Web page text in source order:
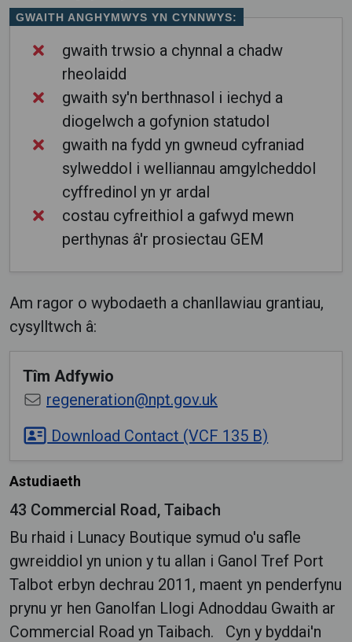
GWAITH ANGHYMWYS YN CYNNWYS:
gwaith trwsio a chynnal a chadw
rheolaidd
gwaith sy'n berthnasol i iechyd a
diogelwch a gofynion statudol
gwaith na fydd yn gwneud cyfraniad
sylweddol i welliannau amgylcheddol
cyffredinol yn yr ardal
costau cyfreithiol a gafwyd mewn
perthynas â'r prosiectau GEM
Am ragor o wybodaeth a chanllawiau grantiau,
cysylltwch â:
Tîm Adfywio
regeneration@npt.gov.uk
Download Contact (VCF 135 B)
Astudiaeth
43 Commercial Road, Taibach
Bu rhaid i Lunacy Boutique symud o'u safle
gwreiddiol yn union y tu allan i Ganol Tref Port
Talbot erbyn dechrau 2011, maent yn penderfynu
prynu yr hen Ganolfan Llogi Adnoddau Gwaith ar
Commercial Road yn Taibach. Cyn y byddai'n